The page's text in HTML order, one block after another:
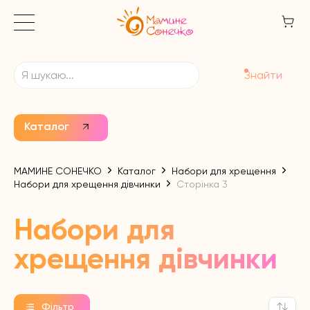
Каталог
Знайти
МАМИНЕ СОНЕЧКО Каталог
Набори для хрещення
Набори для хрещення дівчинки
Сторінка 3
Набори для
хрещення дівчинки
Фільтр